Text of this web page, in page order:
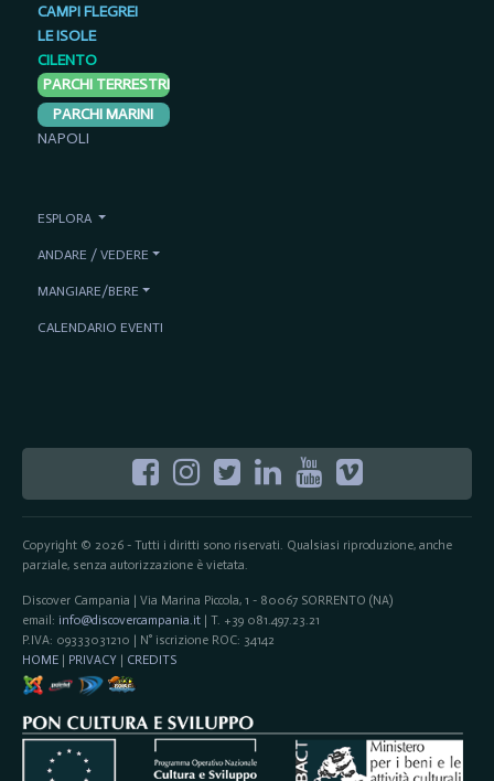
Copyright © 2026 - Tutti i diritti sono riservati. Qualsiasi riproduzione, anche
parziale, senza autorizzazione è vietata.
Discover Campania | Via Marina Piccola, 1 - 80067 SORRENTO (NA)
email: info@discovercampania.it| T. +39 081.497.23.21
P.IVA: 09333031210 | N° iscrizione ROC: 34142
HOME| PRIVACY | CREDITS
CAMPI FLEGREI
LE ISOLE
CILENTO
PARCHI TERRESTRI
PARCHI MARINI
NAPOLI
ESPLORA
ANDARE / VEDERE
MANGIARE/BERE
CALENDARIO EVENTI